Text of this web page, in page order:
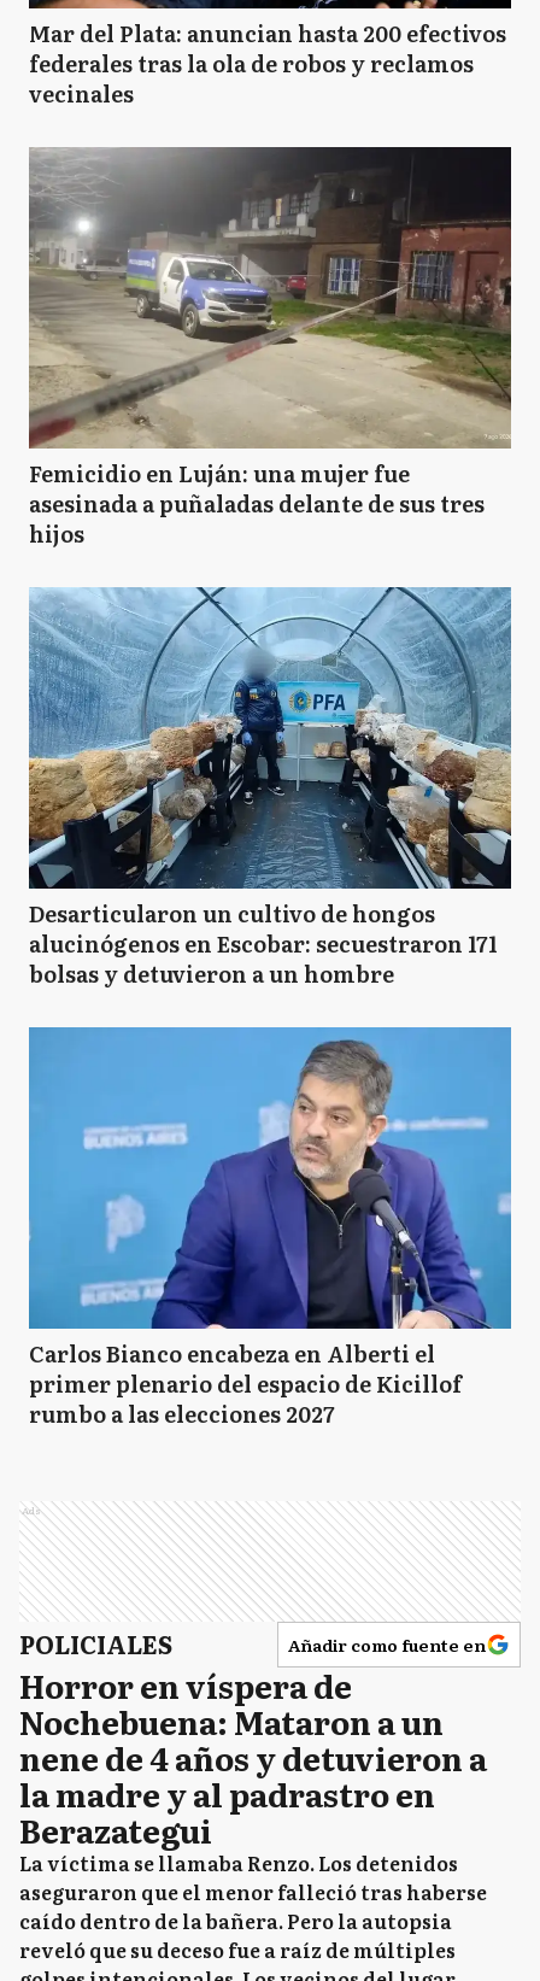
Mar del Plata: anuncian hasta 200 efectivos
federales tras la ola de robos y reclamos
vecinales
Femicidio en Luján: una mujer fue
asesinada a puñaladas delante de sus tres
hijos
Desarticularon un cultivo de hongos
alucinógenos en Escobar: secuestraron 171
bolsas y detuvieron a un hombre
Carlos Bianco encabeza en Alberti el
primer plenario del espacio de Kicillof
rumbo a las elecciones 2027
Ads
POLICIALES Añadir como fuente en
Horror en víspera de
Nochebuena: Mataron a un
nene de 4 años y detuvieron a
la madre y al padrastro en
Berazategui
La víctima se llamaba Renzo. Los detenidos
aseguraron que el menor falleció tras haberse
caído dentro de la bañera. Pero la autopsia
reveló que su deceso fue a raíz de múltiples